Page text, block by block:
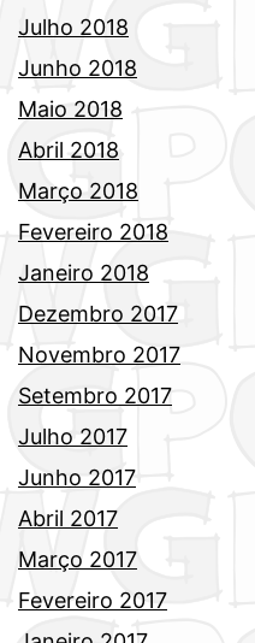
Julho 2018
Junho 2018
Maio 2018
Abril 2018
Março 2018
Fevereiro 2018
Janeiro 2018
Dezembro 2017
Novembro 2017
Setembro 2017
Julho 2017
Junho 2017
Abril 2017
Março 2017
Fevereiro 2017